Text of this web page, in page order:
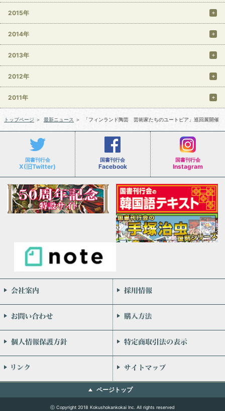
2015年
2014年
2013年
2012年
2011年
トップページ ＞ 最新ニュース ＞ 「フィンランド陶芸 芸術家たちのユートピア」巡回展開催
国書刊行会
X(旧Twitter)
国書刊行会
Facebook
国書刊行会
Instagram
会社案内
お問い合わせ
個人情報保護方針
リンク
ページトップ
ⓒ Copyright 2018 Kokushokankokai Inc. All rights reserved